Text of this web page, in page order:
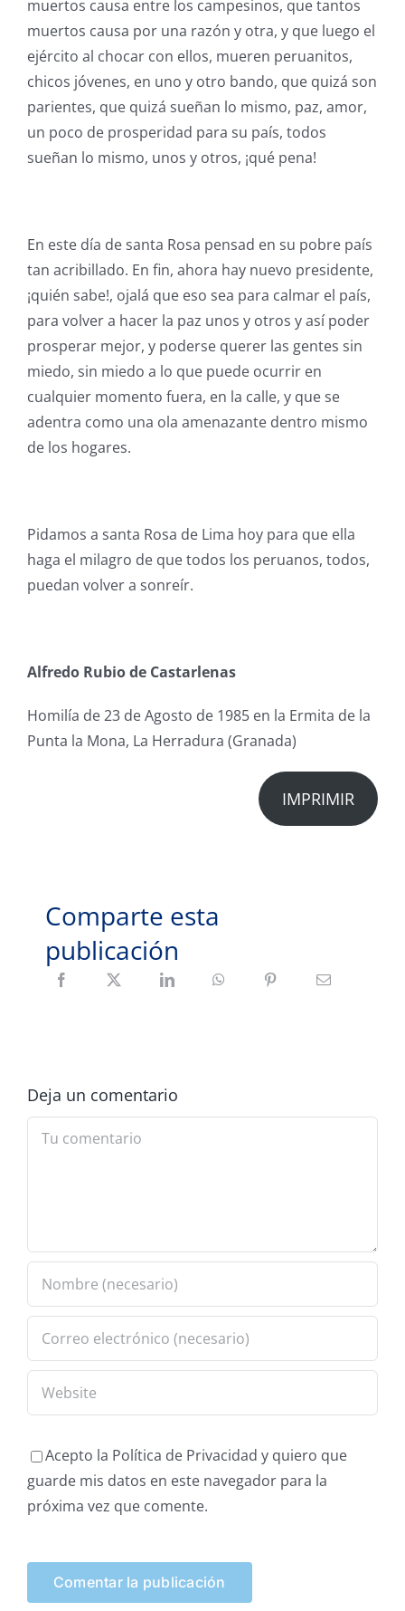
muertos causa entre los campesinos, que tantos
muertos causa por una razón y otra, y que luego el
ejército al chocar con ellos, mueren peruanitos,
chicos jóvenes, en uno y otro bando, que quizá son
parientes, que quizá sueñan lo mismo, paz, amor,
un poco de prosperidad para su país, todos
sueñan lo mismo, unos y otros, ¡qué pena!
En este día de santa Rosa pensad en su pobre país
tan acribillado. En fin, ahora hay nuevo presidente,
¡quién sabe!, ojalá que eso sea para calmar el país,
para volver a hacer la paz unos y otros y así poder
prosperar mejor, y poderse querer las gentes sin
miedo, sin miedo a lo que puede ocurrir en
cualquier momento fuera, en la calle, y que se
adentra como una ola amenazante dentro mismo
de los hogares.
Pidamos a santa Rosa de Lima hoy para que ella
haga el milagro de que todos los peruanos, todos,
puedan volver a sonreír.
Alfredo Rubio de Castarlenas
Homilía de 23 de Agosto de 1985 en la Ermita de la
Punta la Mona, La Herradura (Granada)
IMPRIMIR
Comparte esta
publicación
Deja un comentario
Comment
Acepto la Política de Privacidad y quiero que
guarde mis datos en este navegador para la
próxima vez que comente.